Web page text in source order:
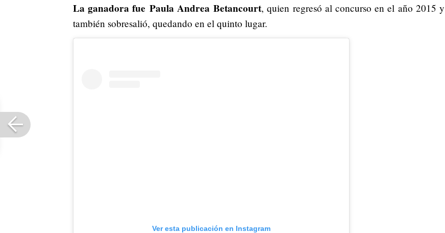
La ganadora fue Paula Andrea Betancourt, quien regresó al concurso en el año 2015 y
también sobresalió, quedando en el quinto lugar.
Ver esta publicación en Instagram